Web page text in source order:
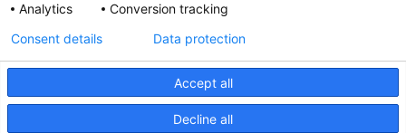
Hella marine mis à jour
31 mars 2026
Analytics
Conversion tracking
Accept all
Decline all
Consent details Data protection